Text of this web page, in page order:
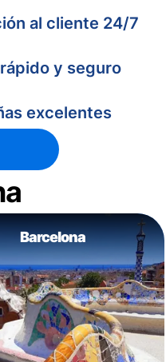
al cliente 24/7
y seguro
excelentes
Barcelona